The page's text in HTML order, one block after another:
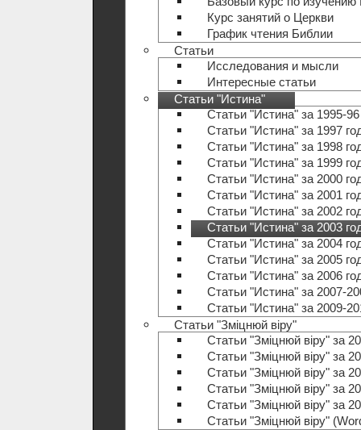
Курс занятий о Церкви
График чтения Библии
Статьи
Исследования и мысли
Интересные статьи
Статьи "Истина"
Статьи "Истина" за 1995-
Статьи "Истина" за 1997
Статьи "Истина" за 1998
Статьи "Истина" за 1999
Статьи "Истина" за 2000
Статьи "Истина" за 2001
Статьи "Истина" за 2002
Статьи "Истина" за 2003
Статьи "Истина" за 2004
Статьи "Истина" за 2005
Статьи "Истина" за 2006
Статьи "Истина" за 2007-
Статьи "Истина" за 2009-
Статьи "Зміцнюй віру"
Статьи "Зміцнюй віру" за
Статьи "Зміцнюй віру" за
Статьи "Зміцнюй віру" за
Статьи "Зміцнюй віру" за
Статьи "Зміцнюй віру" за
Статьи "Зміцнюй віру"